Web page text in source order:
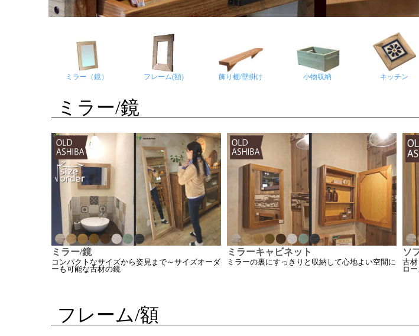
ミラー（鏡） フレーム(額) 飾り棚/壁掛け 小物収納 キッチン
ミラー/鏡
ミラー/鏡
コンパクトなサイズから姿見まで～サイズオーダ
ーも可能な古材の鏡
ミラーキャビネット
ミラーの裏にすっきりと収納して心地よい空間に
ソ
古
ロ
フレーム/額